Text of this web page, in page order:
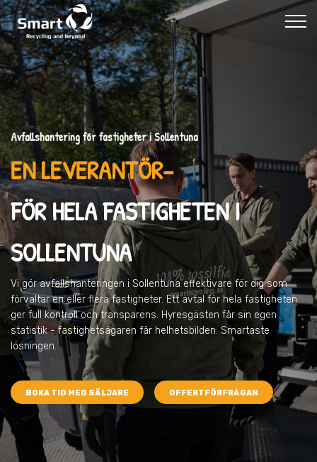
Avfallshantering för fastigheter i Sollentuna
EN LEVERANTÖR–
FÖR HELA FASTIGHETEN I
SOLLENTUNA
Vi gör avfallshanteringen i Sollentunaeffektivare för dig som
förvaltar en eller flera fastigheter. Ett avtal för hela fastigheten
ger full kontroll och transparens. Hyresgästen får sin egen
statistik - fastighetsägaren får helhetsbilden. Smartaste
lösningen.
BOKA TID MED SÄLJARE OFFERTFÖRFRÅGAN